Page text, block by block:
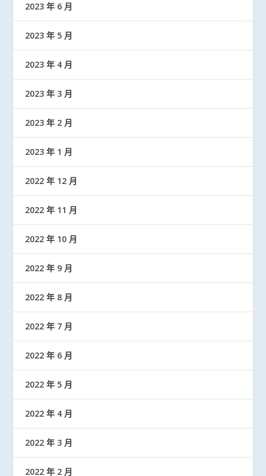
2023 年 6 月
2023 年 5 月
2023 年 4 月
2023 年 3 月
2023 年 2 月
2023 年 1 月
2022 年 12 月
2022 年 11 月
2022 年 10 月
2022 年 9 月
2022 年 8 月
2022 年 7 月
2022 年 6 月
2022 年 5 月
2022 年 4 月
2022 年 3 月
2022 年 2 月